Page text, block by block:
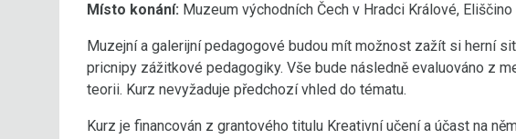
Místo konání: Muzeum východních Čech v Hradci Králové,
Muzejní a galerijní pedagogové budou mít možnost zažít si herní
pricnipy zážitkové pedagogiky. Vše bude následně evaluováno z
teorii. Kurz nevyžaduje předchozí vhled do tématu.
Kurz je financován z grantového titulu Kreativní učení a účast na